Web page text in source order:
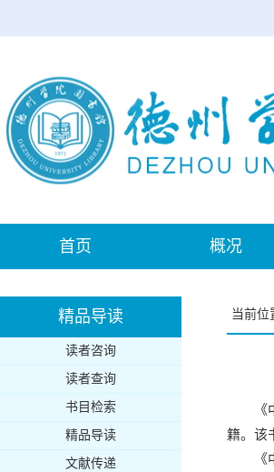
首页 概况
精品导读
读者咨询
读者查询
书目检索
精品导读
文献传递
当前位
籍。该